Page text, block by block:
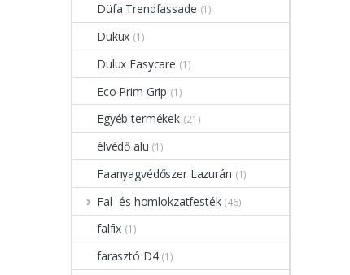
Düfa Trendfassade (1)
Dukux (1)
Dulux Easycare (1)
Eco Prim Grip (1)
Egyéb termékek (21)
élvédő alu (1)
Faanyagvédőszer Lazurán (1)
Fal- és homlokzatfesték (46)
falfix (1)
farasztó D4 (1)